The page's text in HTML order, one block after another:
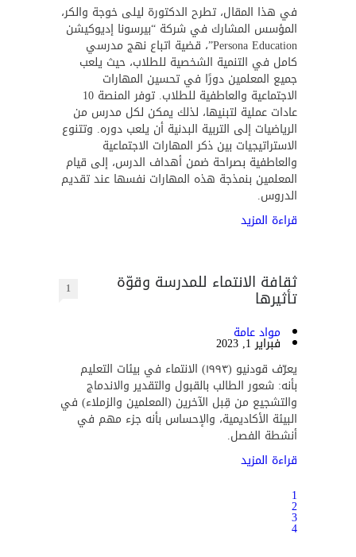
في هذا المقال، تطرح الدكتورة ليلى خوجة والكر،
المؤسس المشارك في شركة “بيرسونا إديوكيشن
Persona Education”، قضية اتباع نهج مدرسي
كامل في التنمية الشخصية للطلاب، حيث يلعب
جميع المعلمين دورًا في تحسين المهارات
الاجتماعية والعاطفية للطلاب. توفر المنصة 10
عادات عملية لتبنيها، لذلك يمكن لكل مدرس من
الرياضيات إلى التربية البدنية أن يلعب دوره. وتتنوع
الاستراتيجيات بين ذكر المهارات الاجتماعية
والعاطفية بصراحة ضمن أهداف الدرس، إلى قيام
المعلمين بنمذجة هذه المهارات نفسها عند تقديم
الدروس.
قراءة المزيد
ثقافة الانتماء للمدرسة وقوّة
تأثيرها 1
مواد عامة
فبراير 1, 2023
يعرّف قودنيو (١٩٩٣) الانتماء في بيئات التعليم
بأنه: شعور الطالب بالقبول والتقدير والاندماج
والتشجيع من قِبل الآخرين (المعلمين والزملاء) في
البيئة الأكاديمية، والإحساس بأنه جزء مهم في
أنشطة الفصل.
قراءة المزيد
1
2
3
4